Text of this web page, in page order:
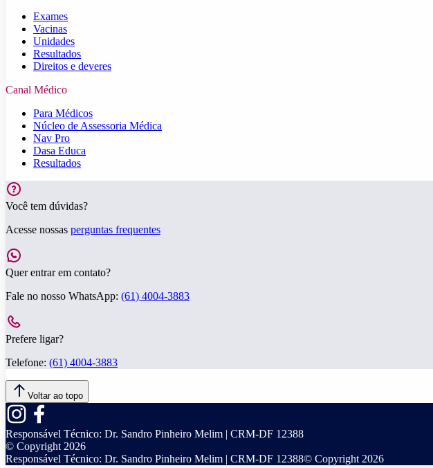
Exames
Vacinas
Unidades
Resultados
Direitos e deveres
Canal Médico
Para Médicos
Núcleo de Assessoria Médica
Nav Pro
Dasa Educa
Resultados
Você tem dúvidas?
Acesse nossas perguntas frequentes
Quer entrar em contato?
Fale no nosso WhatsApp: (61) 4004-3883
Prefere ligar?
Telefone: (61) 4004-3883
Voltar ao topo
Responsável Técnico: Dr. Sandro Pinheiro Melim | CRM-DF 12388
© Copyright 2026
Responsável Técnico: Dr. Sandro Pinheiro Melim | CRM-DF 12388© Copyright 2026